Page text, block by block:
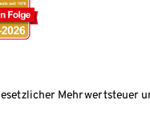
Mehrwertsteuer